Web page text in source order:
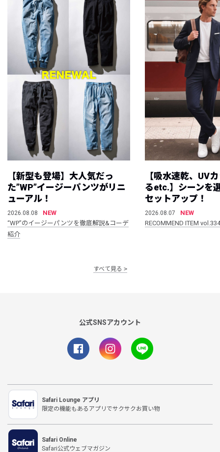
【新型も登場】大人気だっ
た”WP”イージーパンツがリニ
ューアル！
2026.08.08
NEW
“WP”のイージーパンツを徹底解説&コーデ
紹介
【吸水速乾、UV
るetc.】シーンを
セットアップ！
2026.08.07
NEW
RECOMMEND ITEM vol.334
すべて見る
公式SNSアカウント
Safari Lounge アプリ
限定の機能もあるアプリでサクサクお買い物
Safari Online
Safari公式ウェブマガジン